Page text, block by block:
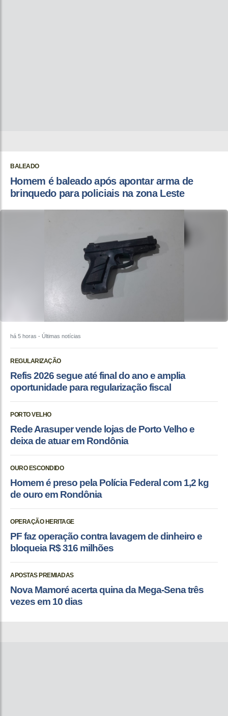
BALEADO
Homem é baleado após apontar arma de
brinquedo para policiais na zona Leste
há 5 horas - Últimas notícias
REGULARIZAÇÃO
Refis 2026 segue até final do ano e amplia
oportunidade para regularização fiscal
PORTO VELHO
Rede Arasuper vende lojas de Porto Velho e
deixa de atuar em Rondônia
OURO ESCONDIDO
Homem é preso pela Polícia Federal com 1,2 kg
de ouro em Rondônia
OPERAÇÃO HERITAGE
PF faz operação contra lavagem de dinheiro e
bloqueia R$ 316 milhões
APOSTAS PREMIADAS
Nova Mamoré acerta quina da Mega-Sena três
vezes em 10 dias